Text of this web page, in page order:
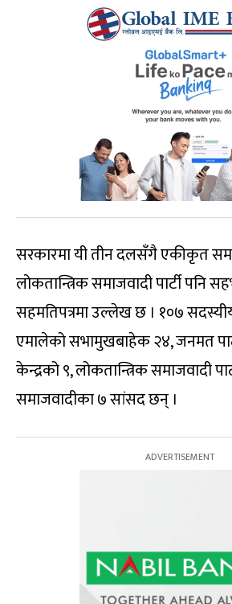
सरकारमा यी तीन दलसँगै एकीकृत
लोकतान्त्रिक समाजवादी पार्टी पनि
सहमतिपत्रमा उल्लेख छ । १०७
एमालेको सभामुखबाहेक २४, जनमत
केन्द्रको ९, लोकतान्त्रिक समाजवादी
समाजवादीका ७ सांसद छन् ।